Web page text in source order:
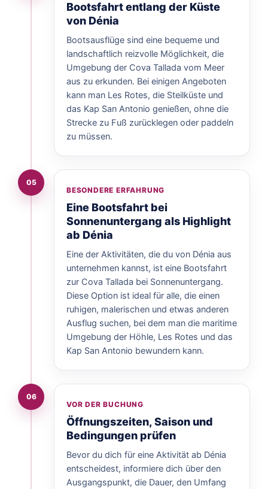
Bootsfahrt entlang der Küste
von Dénia
Bootsausflüge sind eine bequeme und
landschaftlich reizvolle Möglichkeit, die
Umgebung der Cova Tallada vom Meer
aus zu erkunden. Bei einigen Angeboten
kann man Les Rotes, die Steilküste und
das Kap San Antonio genießen, ohne die
Strecke zu Fuß zurücklegen oder paddeln
zu müssen.
05
BESONDERE ERFAHRUNG
Eine Bootsfahrt bei
Sonnenuntergang als Highlight
ab Dénia
Eine der Aktivitäten, die du von Dénia aus
unternehmen kannst, ist eine Bootsfahrt
zur Cova Tallada bei Sonnenuntergang.
Diese Option ist ideal für alle, die einen
ruhigen, malerischen und etwas anderen
Ausflug suchen, bei dem man die maritime
Umgebung der Höhle, Les Rotes und das
Kap San Antonio bewundern kann.
06
VOR DER BUCHUNG
Öffnungszeiten, Saison und
Bedingungen prüfen
Bevor du dich für eine Aktivität ab Dénia
entscheidest, informiere dich über den
Ausgangspunkt, die Dauer, den Umfang